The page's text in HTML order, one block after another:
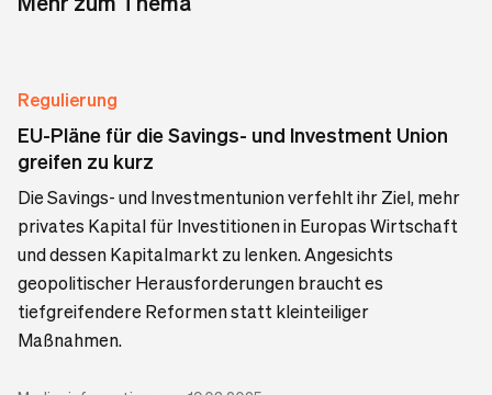
Regulierung
EU-Pläne für die Savings- und Investment Union
greifen zu kurz
Die Savings- und Investmentunion verfehlt ihr Ziel, mehr
privates Kapital für Investitionen in Europas Wirtschaft
und dessen Kapitalmarkt zu lenken. Angesichts
geopolitischer Herausforderungen braucht es
tiefgreifendere Reformen statt kleinteiliger
Maßnahmen.